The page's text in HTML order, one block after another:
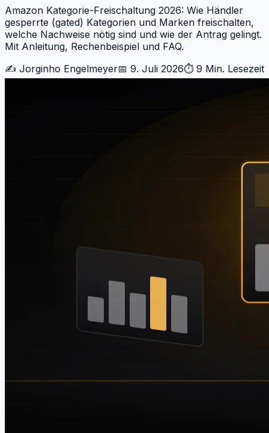
Amazon Kategorie-Freischaltung 2026: Wie Händler
gesperrte (gated) Kategorien und Marken freischalten,
welche Nachweise nötig sind und wie der Antrag gelingt.
Mit Anleitung, Rechenbeispiel und FAQ.
✍️ Jorginho Engelmeyer📅 9. Juli 2026⏱ 9 Min. Lesezeit